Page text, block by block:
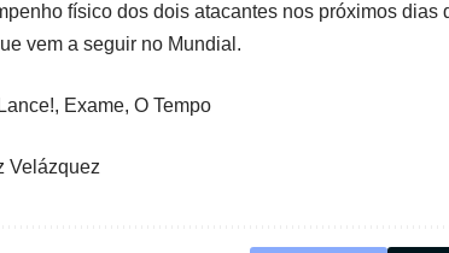
físico dos dois atacantes nos próximos dias
vem a seguir no Mundial.
Lance!, Exame, O Tempo
Velázquez